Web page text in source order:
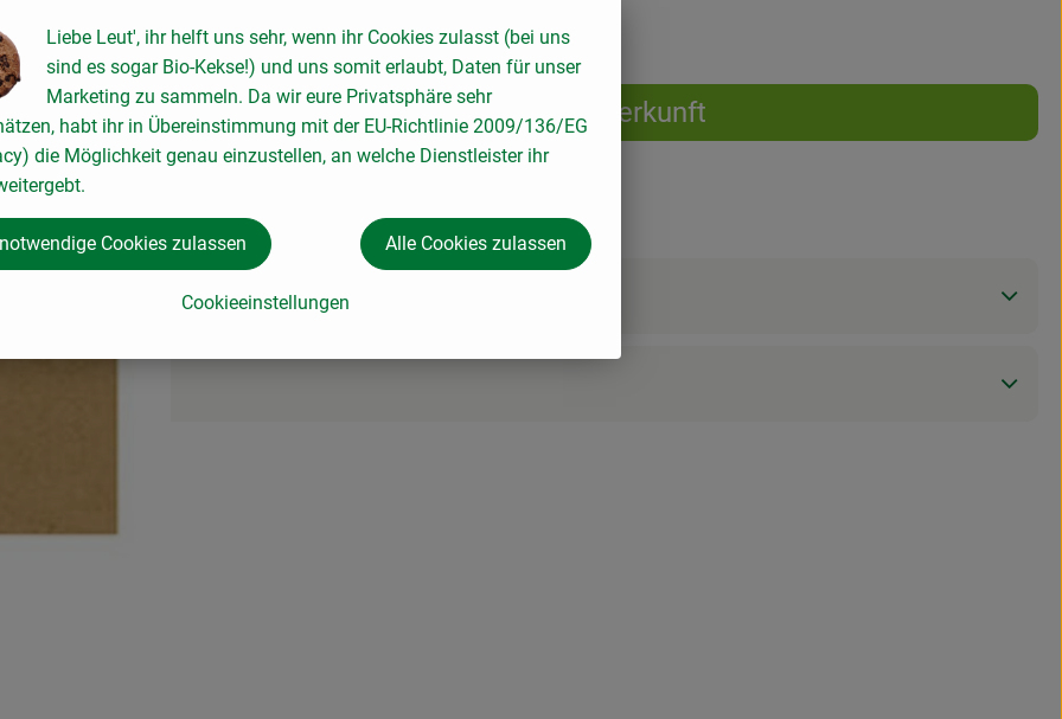
Rezepte
Herkunft
passenden Rezepte gefunden.
Liebe Leut', ihr helft uns sehr, wenn ihr Cookies zulasst (bei uns
sind es sogar Bio-Kekse!) und uns somit erlaubt, Daten für unser
Marketing zu sammeln. Da wir eure Privatsphäre sehr
habt ihr in Übereinstimmung mit der EU-Richtlinie 2009/136/EG
die Möglichkeit genau einzustellen, an welche Dienstleister ihr
Cookieeinstellungen
Cookies zulassen Alle Cookies zulassen